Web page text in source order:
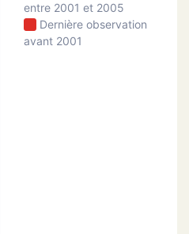
entre 2001 et 2005
Dernière observation
avant 2001